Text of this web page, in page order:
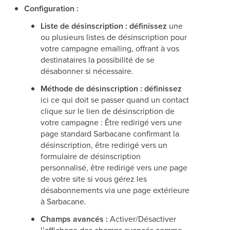
Configuration :
Liste de désinscription : définissez une
ou plusieurs listes de désinscription pour
votre campagne emailing, offrant à vos
destinataires la possibilité de se
désabonner si nécessaire.
Méthode de désinscription : définissez
ici ce qui doit se passer quand un contact
clique sur le lien de désinscription de
votre campagne : Être redirigé vers une
page standard Sarbacane confirmant la
désinscription, être redirigé vers un
formulaire de désinscription
personnalisé, être redirigé vers une page
de votre site si vous gérez les
désabonnements via une page extérieure
à Sarbacane.
Champs avancés : Activer/Désactiver